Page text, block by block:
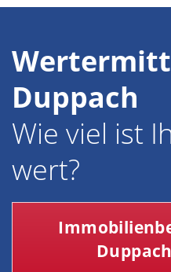
Duppach
Wie viel ist
wert?